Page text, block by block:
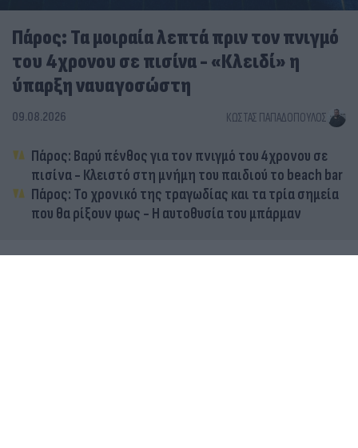
Πάρος: Τα μοιραία λεπτά πριν τον πνιγμό
του 4χρονου σε πισίνα - «Κλειδί» η
ύπαρξη ναυαγοσώστη
09.08.2026 ΚΏΣΤΑΣ ΠΑΠΑΔΌΠΟΥΛΟΣ
Πάρος: Βαρύ πένθος για τον πνιγμό του 4χρονου σε
πισίνα - Κλειστό στη μνήμη του παιδιού το beach bar
Πάρος: Το χρονικό της τραγωδίας και τα τρία σημεία
που θα ρίξουν φως - Η αυτοθυσία του μπάρμαν